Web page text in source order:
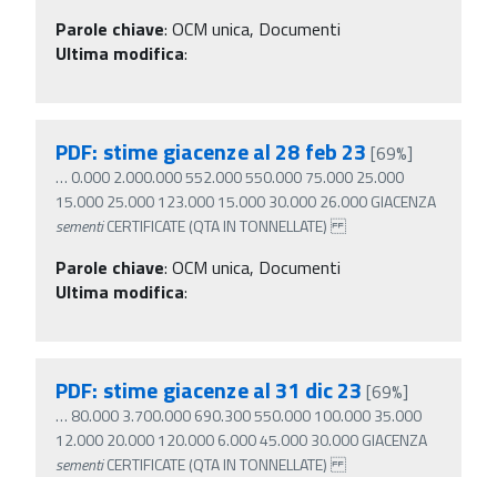
Parole chiave: OCM unica, Documenti
Ultima modifica:
PDF: stime giacenze al 28 feb 23 [69%]
… 0.000 2.000.000 552.000 550.000 75.000 25.000
15.000 25.000 123.000 15.000 30.000 26.000 GIACENZA
sementiCERTIFICATE (QTA IN TONNELLATE)
Parole chiave: OCM unica, Documenti
Ultima modifica:
PDF: stime giacenze al 31 dic 23 [69%]
… 80.000 3.700.000 690.300 550.000 100.000 35.000
12.000 20.000 120.000 6.000 45.000 30.000 GIACENZA
sementiCERTIFICATE (QTA IN TONNELLATE)